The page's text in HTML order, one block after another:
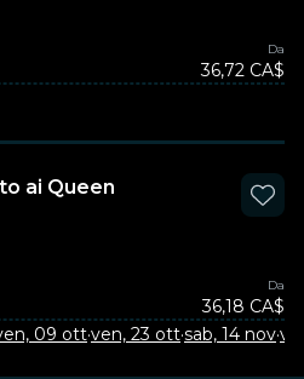
Da
36,72 CA$
ai Queen
Da
36,18 CA$
09 ott·ven, 23 ott·sab, 14 nov·